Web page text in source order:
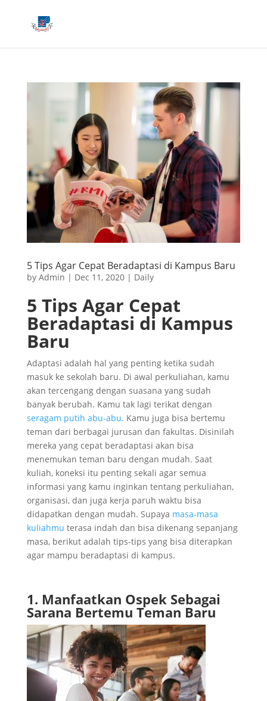
5 Tips Agar Cepat Beradaptasi di Kampus Baru
by Admin | Dec 11, 2020| Daily
5 Tips Agar Cepat
Beradaptasi di Kampus
Baru
Adaptasi adalah hal yang penting ketika sudah
masuk ke sekolah baru. Di awal perkuliahan, kamu
akan tercengang dengan suasana yang sudah
banyak berubah. Kamu tak lagi terikat dengan
seragam putih abu-abu. Kamu juga bisa bertemu
teman dari berbagai jurusan dan fakultas. Disinilah
mereka yang cepat beradaptasi akan bisa
menemukan teman baru dengan mudah. Saat
kuliah, koneksi itu penting sekali agar semua
informasi yang kamu inginkan tentang perkuliahan,
organisasi, dan juga kerja paruh waktu bisa
didapatkan dengan mudah. Supaya masa-masa
kuliahmu terasa indah dan bisa dikenang sepanjang
masa, berikut adalah tips-tips yang bisa diterapkan
agar mampu beradaptasi di kampus.
1. Manfaatkan Ospek Sebagai
Sarana Bertemu Teman Baru